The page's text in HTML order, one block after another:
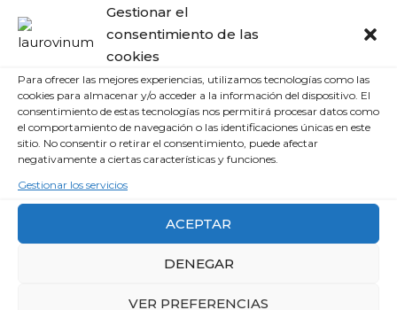
Gestionar el
consentimiento de las
cookies
Para ofrecer las mejores experiencias, utilizamos tecnologías como las
cookies para almacenar y/o acceder a la información del dispositivo. El
consentimiento de estas tecnologías nos permitirá procesar datos como
el comportamiento de navegación o las identificaciones únicas en este
sitio. No consentir o retirar el consentimiento, puede afectar
negativamente a ciertas características y funciones.
Gestionar los servicios
ACEPTAR
DENEGAR
VER PREFERENCIAS
VICENTE PASTOR HACE 2 MESES
La finca donde el vino sabe a sal, arte y viento